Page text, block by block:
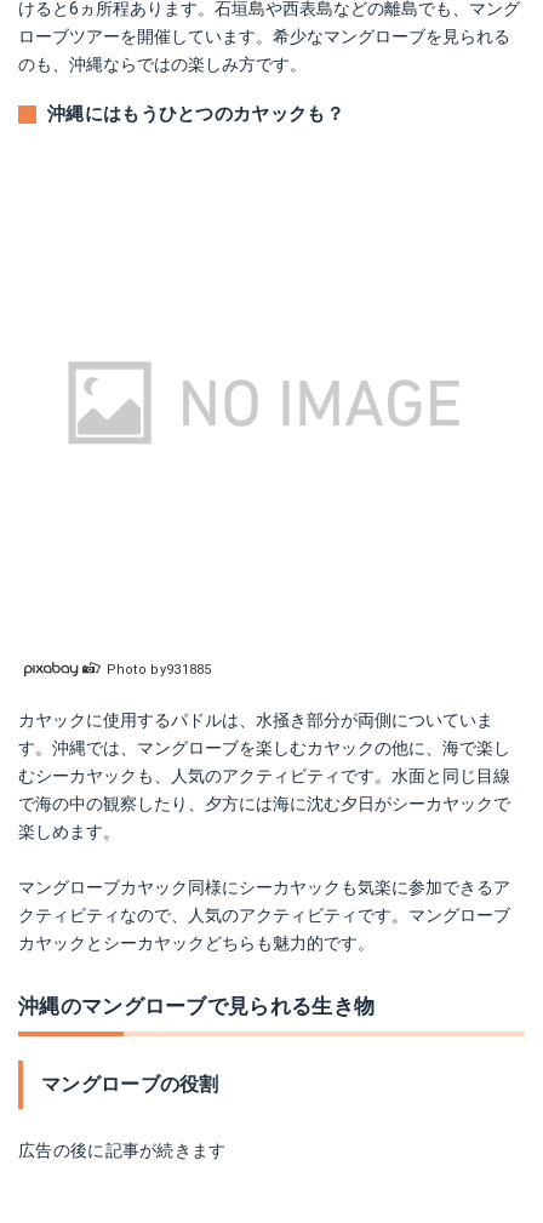
けると6ヵ所程あります。石垣島や西表島などの離島でも、マング
ローブツアーを開催しています。希少なマングローブを見られる
のも、沖縄ならではの楽しみ方です。
沖縄にはもうひとつのカヤックも？
Photo by931885
カヤックに使用するパドルは、水掻き部分が両側についていま
す。沖縄では、マングローブを楽しむカヤックの他に、海で楽し
むシーカヤックも、人気のアクティビティです。水面と同じ目線
で海の中の観察したり、夕方には海に沈む夕日がシーカヤックで
楽しめます。
マングローブカヤック同様にシーカヤックも気楽に参加できるア
クティビティなので、人気のアクティビティです。マングローブ
カヤックとシーカヤックどちらも魅力的です。
沖縄のマングローブで見られる生き物
マングローブの役割
広告の後に記事が続きます